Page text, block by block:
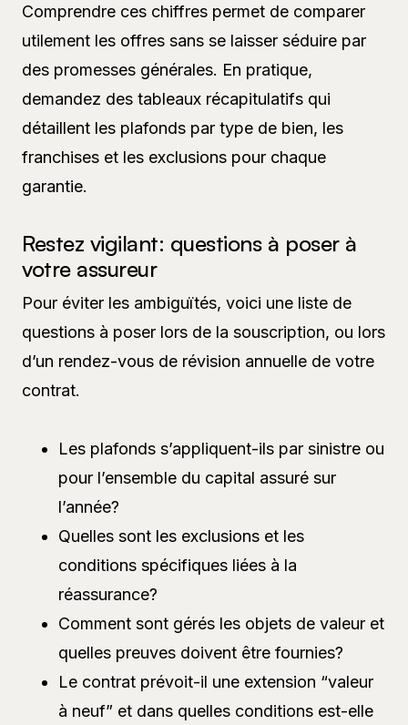
Comprendre ces chiffres permet de comparer
utilement les offres sans se laisser séduire par
des promesses générales. En pratique,
demandez des tableaux récapitulatifs qui
détaillent les plafonds par type de bien, les
franchises et les exclusions pour chaque
garantie.
Restez vigilant: questions à poser à
votre assureur
Pour éviter les ambiguïtés, voici une liste de
questions à poser lors de la souscription, ou lors
d’un rendez-vous de révision annuelle de votre
contrat.
Les plafonds s’appliquent-ils par sinistre ou
pour l’ensemble du capital assuré sur
l’année?
Quelles sont les exclusions et les
conditions spécifiques liées à la
réassurance?
Comment sont gérés les objets de valeur et
quelles preuves doivent être fournies?
Le contrat prévoit-il une extension “valeur
à neuf” et dans quelles conditions est-elle